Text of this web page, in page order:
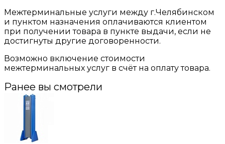
Межтерминальные услуги между г.Челябинском
и пунктом назначения оплачиваются клиентом
при получении товара в пункте выдачи, если не
достигнуты другие договоренности.
Возможно включение стоимости
межтерминальных услуг в счёт на оплату товара.
Ранее вы смотрели